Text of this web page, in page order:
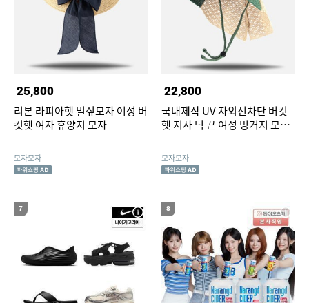
25,800
리본 라피아햇 밀짚모자 여성 버
킷햇 여자 휴양지 모자
모자모자
22,800
국내제작 UV 자외선차단 버킷
햇 지사 턱 끈 여성 벙거지 모자
모자모자
7 8